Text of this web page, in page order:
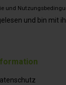
und
und bin mit